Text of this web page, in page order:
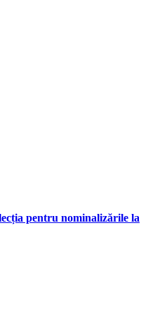
pentru nominalizările la